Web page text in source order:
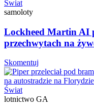
Świat
samoloty
Lockheed Martin AI
przechwytach na
Skomentuj
Świat
lotnictwo GA